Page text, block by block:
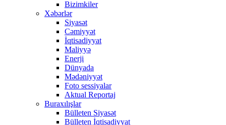
Bizimkiler
Xəbərlər
Siyasət
Cəmiyyət
İqtisadiyyat
Maliyyə
Enerji
Dünyada
Mədəniyyət
Foto sessiyalar
Aktual Reportaj
Buraxılışlar
Bülleten Siyasət
Bülleten İqtisadiyyat